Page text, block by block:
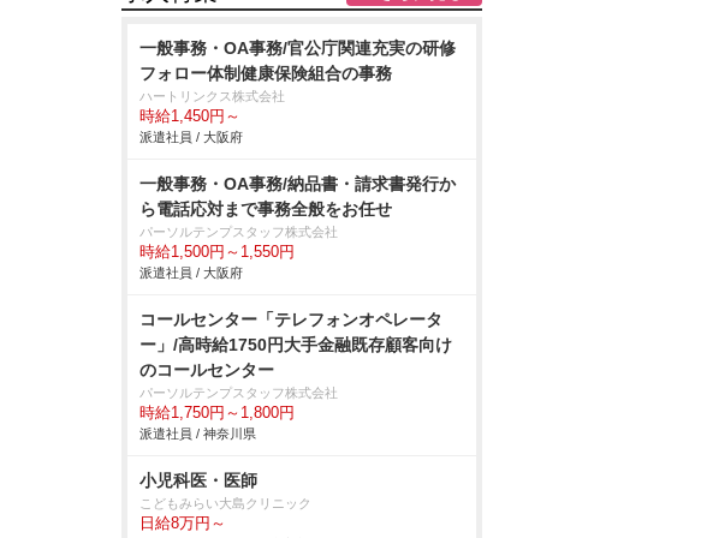
一般事務・OA事務/官公庁関連充実の研修
フォロー体制健康保険組合の事務
ハートリンクス株式会社
時給1,450円～
派遣社員 / 大阪府
一般事務・OA事務/納品書・請求書発行か
ら電話応対まで事務全般をお任せ
パーソルテンプスタッフ株式会社
時給1,500円～1,550円
派遣社員 / 大阪府
コールセンター「テレフォンオペレータ
ー」/高時給1750円大手金融既存顧客向け
のコールセンター
パーソルテンプスタッフ株式会社
時給1,750円～1,800円
派遣社員 / 神奈川県
小児科医・医師
こどもみらい大島クリニック
日給8万円～